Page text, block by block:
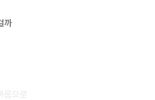
녀는 온전히 자신의 삶을 사랑할 수 있었
날, 당신은 지금을 후회하지 않을 자신이
병과 함께 살아가며 그녀가 깨달은 삶의
드는 소중한 지침이 되어줄 것이다. ‘마
까
음으로